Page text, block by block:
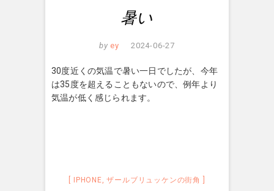
暑い
by ey 2024-06-27
30度近くの気温で暑い一日でしたが、今年
は35度を超えることもないので、例年より
気温が低く感じられます。
IPHONE,ザールブリュッケンの街角